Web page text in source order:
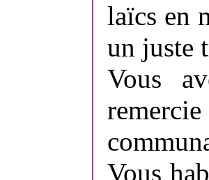
laïcs en
un juste
Vous
Vous